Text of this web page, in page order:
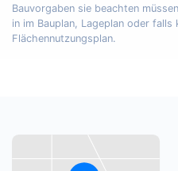
Bauvorgaben sie beachten
in im Bauplan, Lageplan oder falls
Flächennutzungsplan.